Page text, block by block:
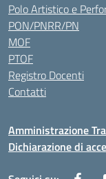
Polo Artistico e
PON/PNRR/PN
MOF
PTOF
Registro Docenti
Contatti
Amministrazione
Dichiarazione di